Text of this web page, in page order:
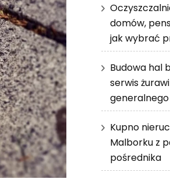
domów,
jak wybrać
Budowa hal
serwis
Kupno
Malborku z
pośrednika